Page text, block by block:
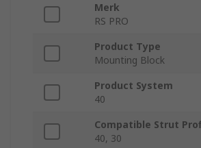
Merk
RS PRO
Product Type
Mounting Block
Product System
40
Compatible Strut
40, 30